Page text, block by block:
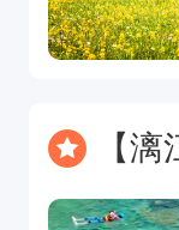
【漓江源